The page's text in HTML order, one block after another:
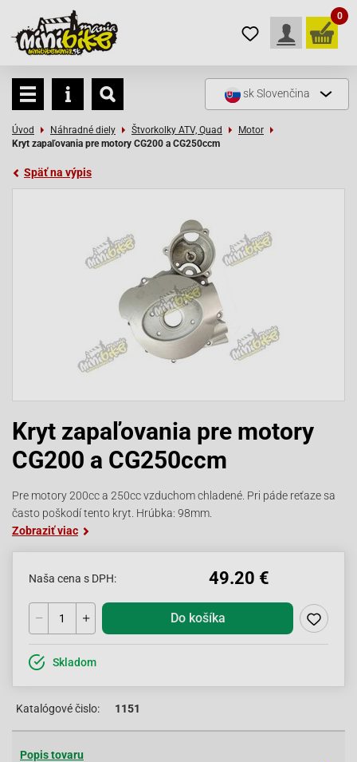
0
skSlovenčina
Úvod Náhradné diely Štvorkolky ATV, Quad
Motor
Kryt zapaľovania pre motory CG200 a CG250ccm
Späť na výpis
Kryt zapaľovania pre motory
CG200 a CG250ccm
Pre motory 200cc a 250cc vzduchom chladené. Pri páde reťaze sa
často poškodí tento kryt. Hrúbka: 98mm.
Zobraziť viac
Naša cena s DPH: 49.20 €
Do košíka
Skladom
Katalógové čislo: 1151
Popis tovaru